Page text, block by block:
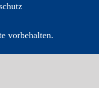
vorbehalten.